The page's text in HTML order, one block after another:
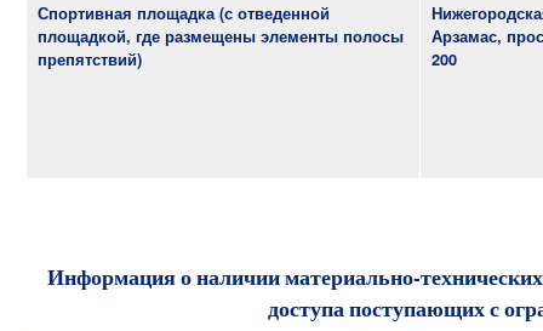
Спортивная площадка (с отведенной
площадкой, где размещены элементы полосы
препятствий)
Арзамас,
200
Информация о наличии материально-
доступа поступающих с